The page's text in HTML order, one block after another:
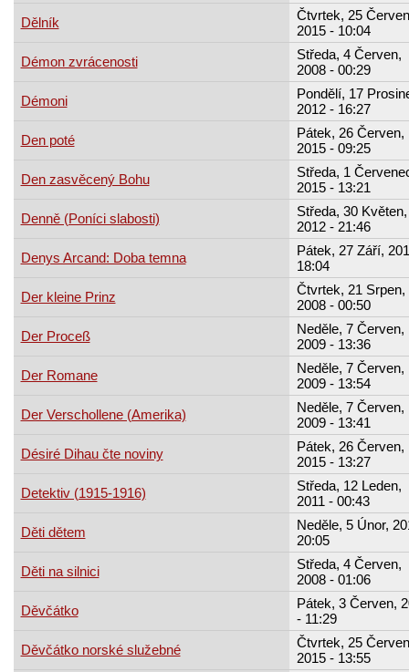
Dělník
Čtvrtek, 25
2015 - 10:04
Démon zvrácenosti
Středa, 4 Červen,
2008 - 00:29
Démoni
Pondělí, 17
2012 - 16:27
Den poté
Pátek, 26 Červen,
2015 - 09:25
Den zasvěcený Bohu
Středa, 1
2015 - 13:21
Denně (Poníci slabosti)
Středa, 30 Květen,
2012 - 21:46
Denys Arcand: Doba temna
Pátek, 27 Září,
18:04
Der kleine Prinz
Čtvrtek, 21 Srpen,
2008 - 00:50
Der Proceß
Neděle, 7 Červen,
2009 - 13:36
Der Romane
Neděle, 7 Červen,
2009 - 13:54
Der Verschollene (Amerika)
Neděle, 7 Červen,
2009 - 13:41
Désiré Dihau čte noviny
Pátek, 26 Červen,
2015 - 13:27
Detektiv (1915-1916)
Středa, 12 Leden,
2011 - 00:43
Děti dětem
Neděle, 5 Únor,
20:05
Děti na silnici
Středa, 4 Červen,
2008 - 01:06
Děvčátko
Pátek, 3 Červen,
- 11:29
Děvčátko norské služebné
Čtvrtek, 25
2015 - 13:55